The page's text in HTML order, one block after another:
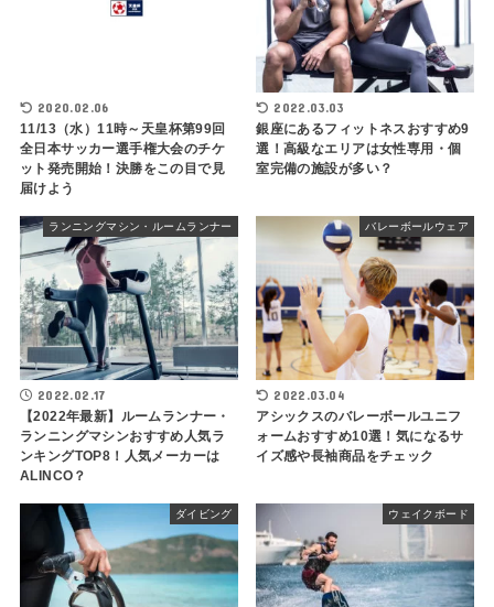
2020.02.06
11/13（水）11時～天皇杯第99回
全日本サッカー選手権大会のチケ
ット発売開始！決勝をこの目で見
届けよう
2022.03.03
銀座にあるフィットネスおすすめ9
選！高級なエリアは女性専用・個
室完備の施設が多い？
ランニングマシン・ルームランナー
2022.02.17
【2022年最新】ルームランナー・
ランニングマシンおすすめ人気ラ
ンキングTOP8！人気メーカーは
ALINCO？
バレーボールウェア
2022.03.04
アシックスのバレーボールユニフ
ォームおすすめ10選！気になるサ
イズ感や長袖商品をチェック
ダイビング ウェイクボード